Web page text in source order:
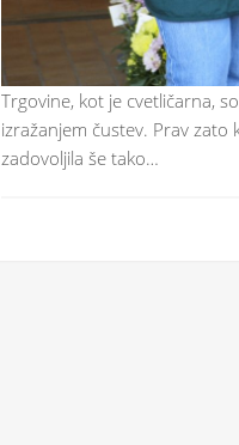
Trgovine, kot je cvetličarna,
izražanjem čustev. Prav zato
zadovoljila še tako…